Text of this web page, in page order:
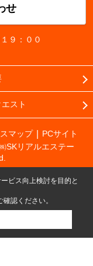
せ
９：００
スト
マップ
PCサイト
SKリアルエステー
ビス向上検討を目的と
確認ください。